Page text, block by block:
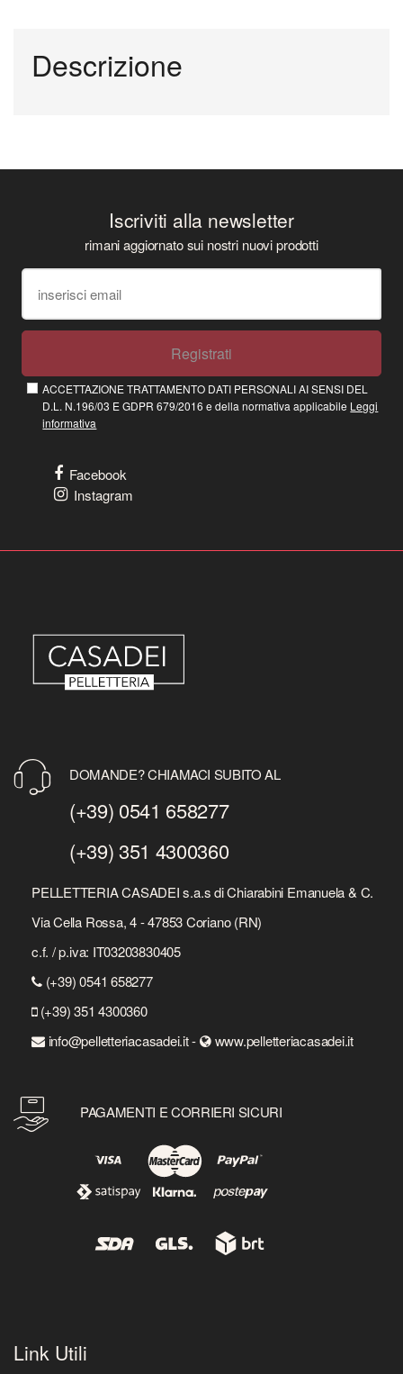
Descrizione
Iscriviti alla newsletter
rimani aggiornato sui nostri nuovi prodotti
Registrati
ACCETTAZIONE TRATTAMENTO DATI PERSONALI AI SENSI DEL
D.L. N.196/03 E GDPR 679/2016 e della normativa applicabile Leggi
informativa
Facebook
Instagram
DOMANDE? CHIAMACI SUBITO AL
(+39) 0541 658277
(+39) 351 4300360
PELLETTERIA CASADEI s.a.s di Chiarabini Emanuela & C.
Via Cella Rossa, 4 - 47853 Coriano (RN)
c.f. / p.iva: IT03203830405
(+39) 0541 658277
(+39) 351 4300360
info@pelletteriacasadei.it -
www.pelletteriacasadei.it
PAGAMENTI E CORRIERI SICURI
Link Utili